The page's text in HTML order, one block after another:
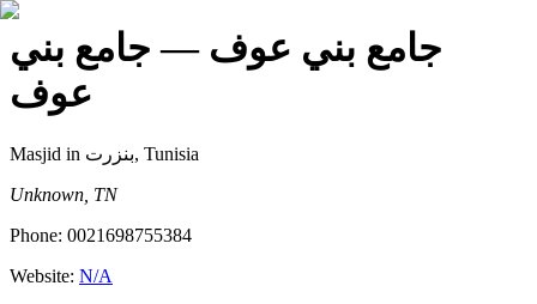
جامع بني عوف — جامع بني
عوف
Masjid
in بنزرت, Tunisia
Unknown, TN
Phone: 0021698755384
Website: N/A